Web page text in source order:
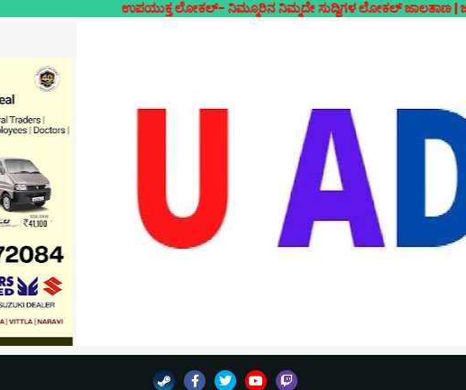
ಉಪಯುಕ್ತ ಲೋಕಲ್- ನಿಮ್ಮೂರಿನ ನಿಮ್ಮದೇ ಸುದ್ದಿಗಳ ಲೋಕಲ್ ಜಾಲತಾಣ |